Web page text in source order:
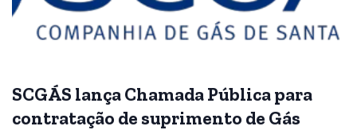
SCGÁS lança Chamada Pública para
contratação de suprimento de Gás